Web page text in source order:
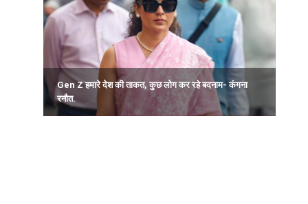
Gen Z हमारे देश की ताकत, कुछ लोग कर रहे बदनाम- कंगना
रनौत.